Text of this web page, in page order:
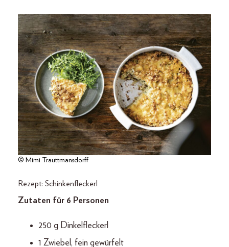
© Mimi Trauttmansdorff
Rezept: Schinkenfleckerl
Zutaten für 6 Personen
250 g Dinkelfleckerl
1 Zwiebel, fein gewürfelt